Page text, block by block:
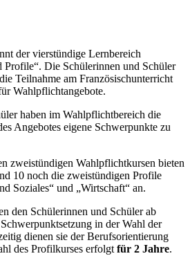
der vierstündige Lernbereich
Die Schülerinnen und Schüler
Teilnahme am Französischunterricht
Wahlpflichtangebote.
haben im Wahlpflichtbereich die
Angebotes eigene Schwerpunkte zu
zweistündigen Wahlpflichtkursen bieten
10 noch die zweistündigen Profile
Soziales“ und „Wirtschaft“ an.
den Schülerinnen und Schüler ab
in der Wahl der
dienen sie der Berufsorientierung
des Profilkurses erfolgt für 2 Jahre.